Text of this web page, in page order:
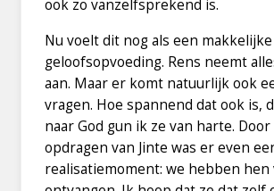
ook zo vanzelfsprekend is.
Nu voelt dit nog als een
geloofsopvoeding. Rens neemt
aan. Maar er komt natuurlijk ook
vragen. Hoe spannend dat ook is,
naar God gun ik ze van harte.
opdragen van Jinte was er even
realisatiemoment: we hebben hen